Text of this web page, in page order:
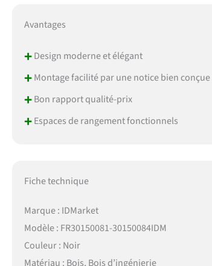
Avantages
+Design moderne et élégant
+Montage facilité par une notice bien conçue
+Bon rapport qualité-prix
+Espaces de rangement fonctionnels
Fiche technique
Marque : IDMarket
Modèle : FR30150081-30150084IDM
Couleur : Noir
Matériau : Bois, Bois d’ingénierie